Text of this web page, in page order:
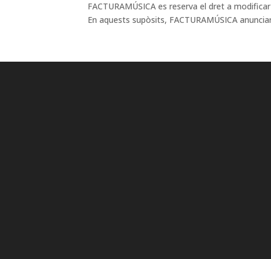
FACTURAMÚSICA es reserva el dret a
En aquests supòsits, FACTURAMÚSICA